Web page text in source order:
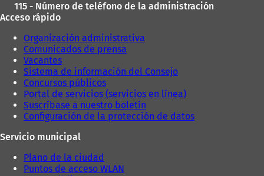
115 - Número de teléfono de la administración
Acceso rápido
Organización administrativa
Comunicados de prensa
Vacantes
Sistema de información del Consejo
Concursos públicos
Portal de servicios (servicios en línea)
Suscríbase a nuestro boletín
Configuración de la protección de datos
Servicio municipal
Plano de la ciudad
Puntos de acceso WLAN